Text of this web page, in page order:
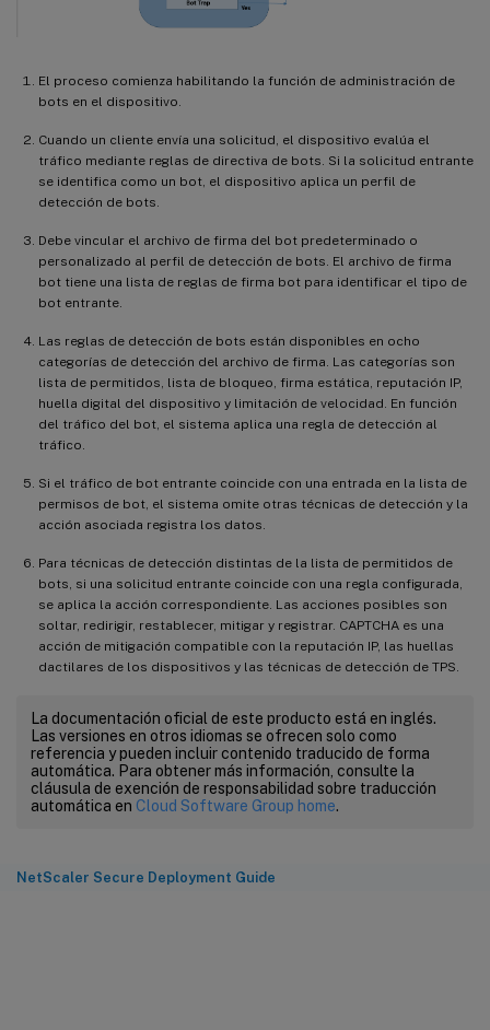
El proceso comienza habilitando la función de administración de
bots en el dispositivo.
Cuando un cliente envía una solicitud, el dispositivo evalúa el
tráfico mediante reglas de directiva de bots. Si la solicitud entrante
se identifica como un bot, el dispositivo aplica un perfil de
detección de bots.
Debe vincular el archivo de firma del bot predeterminado o
personalizado al perfil de detección de bots. El archivo de firma
bot tiene una lista de reglas de firma bot para identificar el tipo de
bot entrante.
Las reglas de detección de bots están disponibles en ocho
categorías de detección del archivo de firma. Las categorías son
lista de permitidos, lista de bloqueo, firma estática, reputación IP,
huella digital del dispositivo y limitación de velocidad. En función
del tráfico del bot, el sistema aplica una regla de detección al
tráfico.
Si el tráfico de bot entrante coincide con una entrada en la lista de
permisos de bot, el sistema omite otras técnicas de detección y la
acción asociada registra los datos.
Para técnicas de detección distintas de la lista de permitidos de
bots, si una solicitud entrante coincide con una regla configurada,
se aplica la acción correspondiente. Las acciones posibles son
soltar, redirigir, restablecer, mitigar y registrar. CAPTCHA es una
acción de mitigación compatible con la reputación IP, las huellas
dactilares de los dispositivos y las técnicas de detección de TPS.
La documentación oficial de este producto está en inglés.
Las versiones en otros idiomas se ofrecen solo como
referencia y pueden incluir contenido traducido de forma
automática. Para obtener más información, consulte la
cláusula de exención de responsabilidad sobre traducción
automática en Cloud Software Group home.
NetScaler Secure Deployment Guide